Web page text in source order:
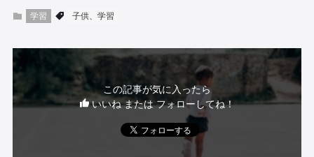
学習 子供、学習
この記事が気に入ったら
いいね または フォローしてね！